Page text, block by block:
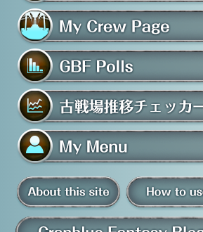
フレンド募集掲示板
マイ騎空団ページ
グラブルアンケート
古戦場推移チェッカー
マイメニュー
騎空団員募集掲示板 掲示板の使い方